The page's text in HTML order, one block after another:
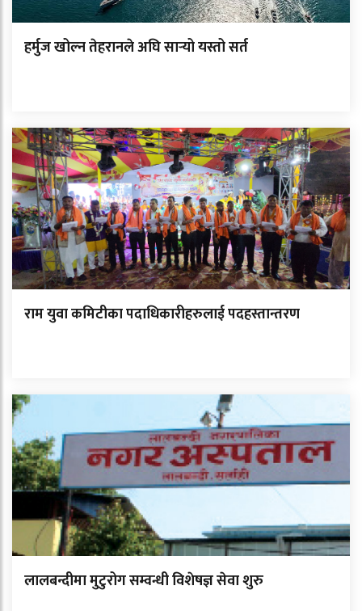
हर्मुज खोल्न तेहरानले अघि सार्‍यो यस्तो सर्त
राम युवा कमिटीका पदाधिकारीहरुलाई पदहस्तान्तरण
लालबन्दीमा मुटुरोग सम्वन्धी विशेषज्ञ सेवा शुरु